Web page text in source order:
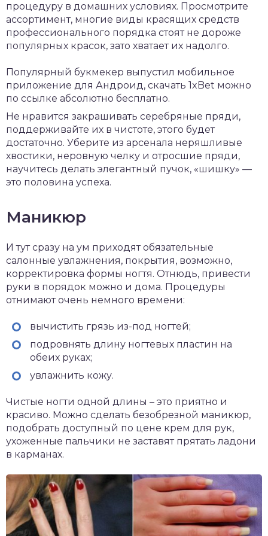
процедуру в домашних условиях. Просмотрите
ассортимент, многие виды красящих средств
профессионального порядка стоят не дороже
популярных красок, зато хватает их надолго.
Популярный букмекер выпустил мобильное
приложение для Андроид, скачать 1xBet можно
по ссылке абсолютно бесплатно.
Не нравится закрашивать серебряные пряди,
поддерживайте их в чистоте, этого будет
достаточно. Уберите из арсенала неряшливые
хвостики, неровную челку и отросшие пряди,
научитесь делать элегантный пучок, «шишку» —
это половина успеха.
Маникюр
И тут сразу на ум приходят обязательные
салонные увлажнения, покрытия, возможно,
корректировка формы ногтя. Отнюдь, привести
руки в порядок можно и дома. Процедуры
отнимают очень немного времени:
вычистить грязь из-под ногтей;
подровнять длину ногтевых пластин на
обеих руках;
увлажнить кожу.
Чистые ногти одной длины – это приятно и
красиво. Можно сделать безобрезной маникюр,
подобрать доступный по цене крем для рук,
ухоженные пальчики не заставят прятать ладони
в карманах.